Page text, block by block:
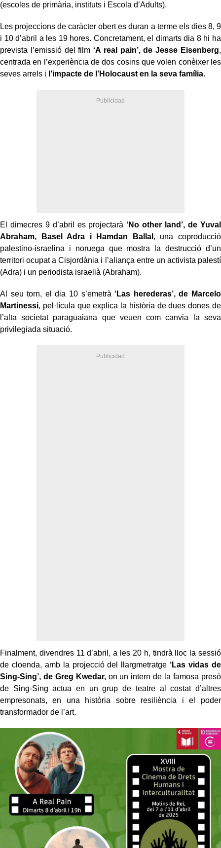
(escoles de primària, instituts i Escola d’Adults).
Les projeccions de caràcter obert es duran a terme els dies 8, 9
i 10 d’abril a les 19 hores. Concretament, el dimarts dia 8 hi ha
prevista l’emissió del film ‘A real pain’, de Jesse Eisenberg,
centrada en l’experiència de dos cosins que volen conèixer les
seves arrels i l’impacte de l’Holocaust en la seva família.
El dimecres 9 d’abril es projectarà ‘No other land’, de Yuval
Abraham, Basel Adra i Hamdan Ballal , una coproducció
palestino-israelina i noruega que mostra la destrucció d’un
territori ocupat a Cisjordània i l’aliança entre un activista palestí
(Adra) i un periodista israelià (Abraham).
Al seu torn, el dia 10 s’emetrà ‘Las herederas’, de Marcelo
Martinessi, pel·lícula que explica la història de dues dones de
l’alta societat paraguaiana que veuen com canvia la seva
privilegiada situació.
Finalment, divendres 11 d’abril, a les 20 h, tindrà lloc la sessió
de cloenda, amb la projecció del llargmetratge ‘Las vidas de
Sing-Sing’, de Greg Kwedar,on un intern de la famosa presó
de Sing-Sing actua en un grup de teatre al costat d’altres
empresonats, en una història sobre resiliència i el poder
transformador de l’art.